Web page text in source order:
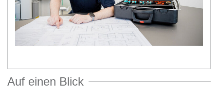
Auf einen Blick